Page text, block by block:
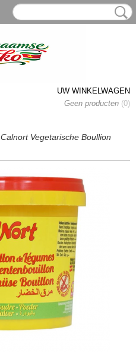
UW WINKELWAGEN
Geen producten (0)
Calnort Vegetarische Boullion